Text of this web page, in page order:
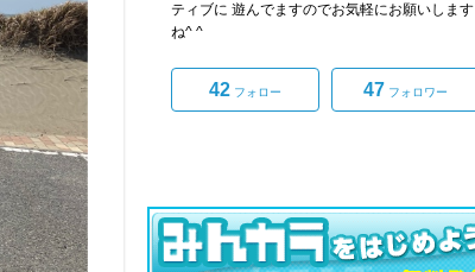
ティブに 遊んでますのでお気軽にお願いします
ね^ ^
42 フォロー 47 フォロワー